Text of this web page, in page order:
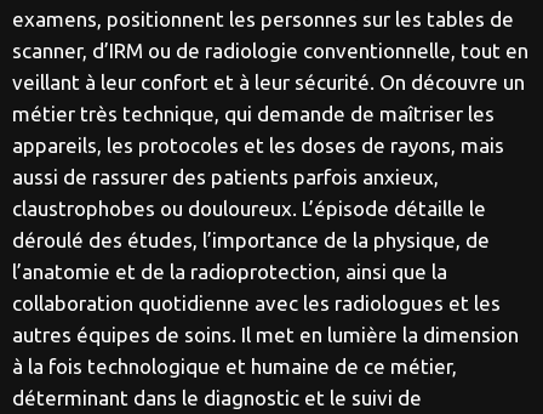
examens, positionnent les personnes sur les tables de
scanner, d’IRM ou de radiologie conventionnelle, tout en
veillant à leur confort et à leur sécurité. On découvre un
métier très technique, qui demande de maîtriser les
appareils, les protocoles et les doses de rayons, mais
aussi de rassurer des patients parfois anxieux,
claustrophobes ou douloureux. L’épisode détaille le
déroulé des études, l’importance de la physique, de
l’anatomie et de la radioprotection, ainsi que la
collaboration quotidienne avec les radiologues et les
autres équipes de soins. Il met en lumière la dimension
à la fois technologique et humaine de ce métier,
déterminant dans le diagnostic et le suivi de